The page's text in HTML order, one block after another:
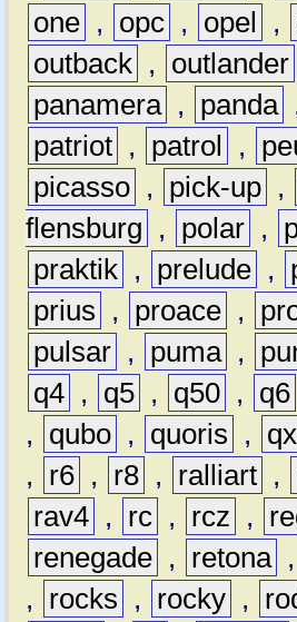
one , opc , opel ,
outback , outlander
panamera , panda
patriot , patrol ,
picasso , pick-up ,
flensburg
, polar ,
praktik , prelude ,
prius
, proace ,
pulsar , puma ,
q4 , q5 , q50 , q6
,
qubo , quoris ,
,
r6 , r8 , ralliart ,
rav4 , rc , rcz ,
renegade , retona ,
,
rocks , rocky ,